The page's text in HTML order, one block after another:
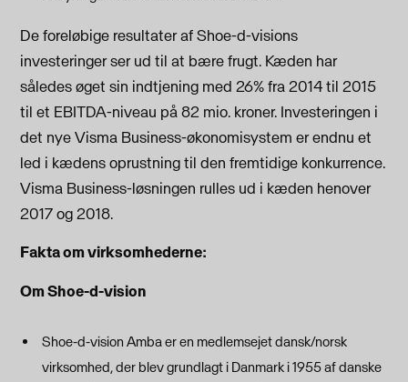
De foreløbige resultater af Shoe-d-visions
investeringer ser ud til at bære frugt. Kæden har
således øget sin indtjening med 26% fra 2014 til 2015
til et EBITDA-niveau på 82 mio. kroner. Investeringen i
det nye Visma Business-økonomisystem er endnu et
led i kædens oprustning til den fremtidige konkurrence.
Visma Business-løsningen rulles ud i kæden henover
2017 og 2018.
Fakta om virksomhederne:
Om Shoe-d-vision
Shoe-d-vision Amba er en medlemsejet dansk/norsk
virksomhed, der blev grundlagt i Danmark i 1955 af danske